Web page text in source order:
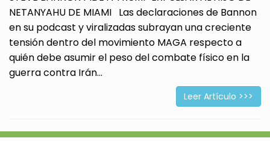
NETANYAHU DE MIAMI Las declaraciones de Bannon
en su podcast y viralizadas subrayan una creciente
tensión dentro del movimiento MAGA respecto a
quién debe asumir el peso del combate físico en la
guerra contra Irán...
Leer Artículo >>>